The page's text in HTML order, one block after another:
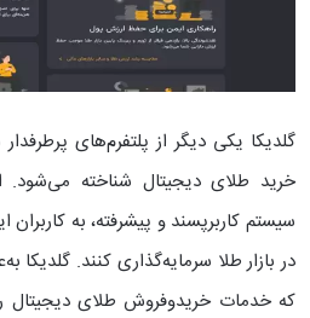
گلدیکا یکی دیگر از پلتفرم‌های
خرید طلای دیجیتال شناخته
سیستم کاربرپسند و پیشرفته، به
در بازار طلا سرمایه‌گذاری کنند. گلدیکا
که خدمات خریدوفروش طلای دیجیتال